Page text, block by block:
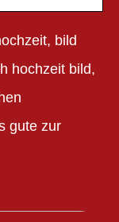
bild
hochzeit bild,
gute zur